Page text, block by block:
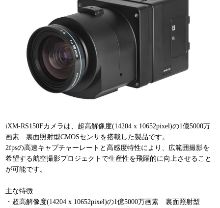
iXM-RS150Fカメラは、超高解像度(14204 x 10652pixel)の1億5000万
画素 裏面照射型CMOSセンサを搭載した製品です。
2fpsの高速キャプチャーレートと高感度特性により、広範囲撮影を
希望する航空撮影プロジェクトで生産性を飛躍的に向上させること
が可能です。
主な特徴
・超高解像度(14204 x 10652pixel)の1億5000万画素 裏面照射型